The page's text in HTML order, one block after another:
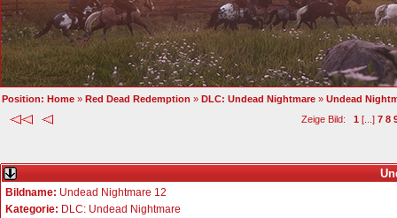
Position: Home » Red Dead Redemption » DLC: Undead Nightmare » Undead
Zeige Bild: 1[...] 7 8
Bildname: Undead Nightmare 12
Kategorie: DLC: Undead Nightmare